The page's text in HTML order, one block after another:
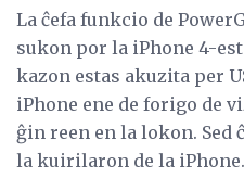
La ĉefa funkcio de
sukon por la iPhone 4-
kazon estas akuzita per
iPhone ene de forigo de
ĝin reen en la lokon. Sed
la kuirilaron de la